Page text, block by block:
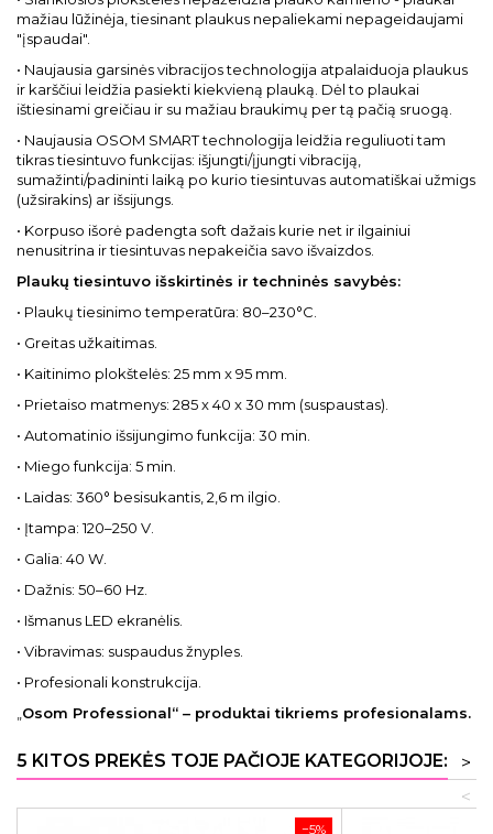
mažiau lūžinėja, tiesinant plaukus nepaliekami nepageidaujami
"įspaudai".
• Naujausia garsinės vibracijos technologija atpalaiduoja plaukus
ir karščiui leidžia pasiekti kiekvieną plauką. Dėl to plaukai
ištiesinami greičiau ir su mažiau braukimų per tą pačią sruogą.
• Naujausia OSOM SMART technologija leidžia reguliuoti tam
tikras tiesintuvo funkcijas: išjungti/įjungti vibraciją,
sumažinti/padininti laiką po kurio tiesintuvas automatiškai užmigs
(užsirakins) ar išsijungs.
• Korpuso išorė padengta soft dažais kurie net ir ilgainiui
nenusitrina ir tiesintuvas nepakeičia savo išvaizdos.
Plaukų tiesintuvo išskirtinės ir techninės savybės:
• Plaukų tiesinimo temperatūra: 80–230°C.
• Greitas užkaitimas.
• Kaitinimo plokštelės: 25 mm x 95 mm.
• Prietaiso matmenys: 285 x 40 x 30 mm (suspaustas).
• Automatinio išsijungimo funkcija: 30 min.
• Miego funkcija: 5 min.
• Laidas: 360° besisukantis, 2,6 m ilgio.
• Įtampa: 120–250 V.
• Galia: 40 W.
• Dažnis: 50–60 Hz.
• Išmanus LED ekranėlis.
• Vibravimas: suspaudus žnyples.
• Profesionali konstrukcija.
Osom Professional“ – produktai tikriems profesionalams.
5 KITOS PREKĖS TOJE PAČIOJE KATEGORIJOJE:
>
<
−5%